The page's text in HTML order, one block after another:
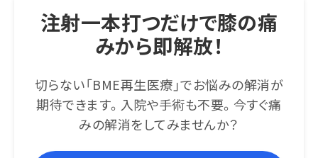
注射一本打つだけで膝の痛
みから即解放！
切らない「BME再生医療」でお悩みの解消が
期待できます。入院や手術も不要。今すぐ痛
みの解消をしてみませんか？